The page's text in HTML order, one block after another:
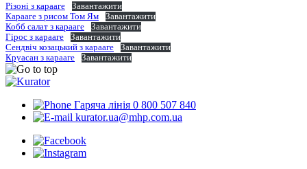
Різоні з карааге
Завантажити
Карааге з рисом Том Ям
Завантажити
Кобб салат з карааге
Завантажити
Гірос з карааге
Завантажити
Сендвіч козацький з карааге
Завантажити
Круасан з карааге
Завантажити
Гаряча лінія 0 800 507 840
kurator.ua@mhp.com.ua